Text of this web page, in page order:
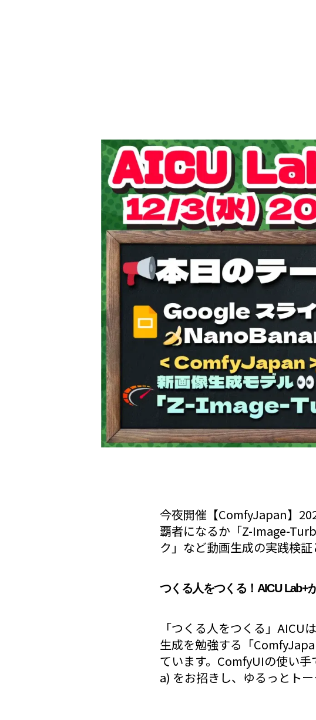
今夜開催【ComfyJapan】
覇者になるか「Z-Image-
ク」など動画生成の実践検
つくる人をつくる！AICU Lab+
「つくる人をつくる」
生成を勉強する「
ています。ComfyUIの使い手
a) をお招きし、ゆるっとト